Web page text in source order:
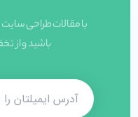
با مقالات طراحی
باشید و از